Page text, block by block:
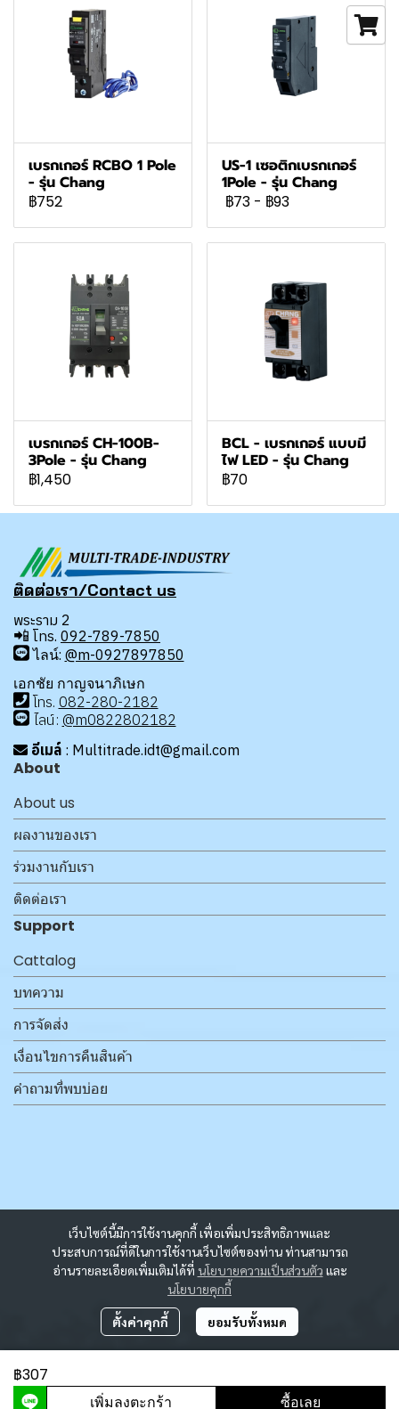
เบรกเกอร์ RCBO 1 Pole
- รุ่น Chang
฿752
US-1 เซอติกเบรกเกอร์
1Pole - รุ่น Chang
฿73 - ฿93
เบรกเกอร์ CH-100B-
3Pole - รุ่น Chang
฿1,450
BCL - เบรกเกอร์ แบบมี
ไฟ LED - รุ่น Chang
฿70
฿307
เพิ่มลงตะกร้า ซื้อเลย
เว็บไซต์นี้มีการใช้งานคุกกี้ เพื่อเพิ่มประสิทธิภาพและ
ประสบการณ์ที่ดีในการใช้งานเว็บไซต์ของท่าน ท่านสามารถ
อ่านรายละเอียดเพิ่มเติมได้ที่ นโยบายความเป็นส่วนตัว และ
นโยบายคุกกี้
ตั้งค่าคุกกี้ ยอมรับทั้งหมด
ติดต่อเรา/Contact us
พระราม 2
📲 โทร. 092-789-7850
ไลน์: @m-0927897850
เอกชัย กาญจนาภิเษก
โทร. 082-280-2182
ไลน์: @m0822802182
อีเมล์ : Multitrade.idt@gmail.com
About
About us
ผลงานของเรา
ร่วมงานกับเรา
ติดต่อเรา
Support
Cattalog
บทความ
การจัดส่ง
เงื่อนไขการคืนสินค้า
คำถามที่พบบ่อย
ผู้เข้าชมวันนี้3,582